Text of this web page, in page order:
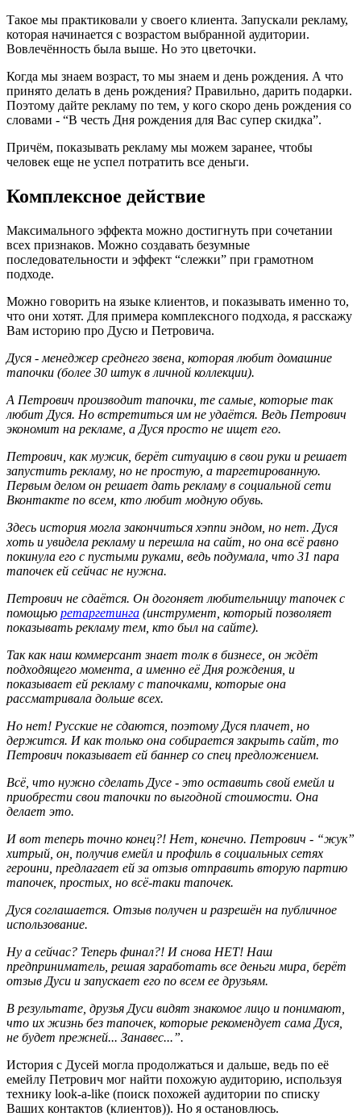
Такое мы практиковали у своего клиента. Запускали рекламу,
которая начинается с возрастом выбранной аудитории.
Вовлечённость была выше. Но это цветочки.
Когда мы знаем возраст, то мы знаем и день рождения. А что
принято делать в день рождения? Правильно, дарить подарки.
Поэтому дайте рекламу по тем, у кого скоро день рождения со
словами - “В честь Дня рождения для Вас супер скидка”.
Причём, показывать рекламу мы можем заранее, чтобы
человек еще не успел потратить все деньги.
Комплексное действие
Максимального эффекта можно достигнуть при сочетании
всех признаков. Можно создавать безумные
последовательности и эффект “слежки” при грамотном
подходе.
Можно говорить на языке клиентов, и показывать именно то,
что они хотят. Для примера комплексного подхода, я расскажу
Вам историю про Дусю и Петровича.
Дуся - менеджер среднего звена, которая любит домашние
тапочки (более 30 штук в личной коллекции).
А Петрович производит тапочки, те самые, которые так
любит Дуся. Но встретиться им не удаётся. Ведь Петрович
экономит на рекламе, а Дуся просто не ищет его.
Петрович, как мужик, берёт ситуацию в свои руки и решает
запустить рекламу, но не простую, а таргетированную.
Первым делом он решает дать рекламу в социальной сети
Вконтакте по всем, кто любит модную обувь.
Здесь история могла закончиться хэппи эндом, но нет. Дуся
хоть и увидела рекламу и перешла на сайт, но она всё равно
покинула его с пустыми руками, ведь подумала, что 31 пара
тапочек ей сейчас не нужна.
Петрович не сдаётся. Он догоняет любительницу тапочек с
помощью ретаргетинга (инструмент, который позволяет
показывать рекламу тем, кто был на сайте).
Так как наш коммерсант знает толк в бизнесе, он ждёт
подходящего момента, а именно её Дня рождения, и
показывает ей рекламу с тапочками, которые она
рассматривала дольше всех.
Но нет! Русские не сдаются, поэтому Дуся плачет, но
держится. И как только она собирается закрыть сайт, то
Петрович показывает ей баннер со спец предложением.
Всё, что нужно сделать Дусе - это оставить свой емейл и
приобрести свои тапочки по выгодной стоимости. Она
делает это.
И вот теперь точно конец?! Нет, конечно. Петрович - “жук”
хитрый, он, получив емейл и профиль в социальных сетях
героини, предлагает ей за отзыв отправить вторую партию
тапочек, простых, но всё-таки тапочек.
Дуся соглашается. Отзыв получен и разрешён на публичное
использование.
Ну а сейчас? Теперь финал?! И снова НЕТ! Наш
предприниматель, решая заработать все деньги мира, берёт
отзыв Дуси и запускает его по всем ее друзьям.
В результате, друзья Дуси видят знакомое лицо и понимают,
что их жизнь без тапочек, которые рекомендует сама Дуся,
не будет прежней... Занавес...”.
История с Дусей могла продолжаться и дальше, ведь по её
емейлу Петрович мог найти похожую аудиторию, используя
технику look-a-like (поиск похожей аудитории по списку
Ваших контактов (клиентов)). Но я остановлюсь.